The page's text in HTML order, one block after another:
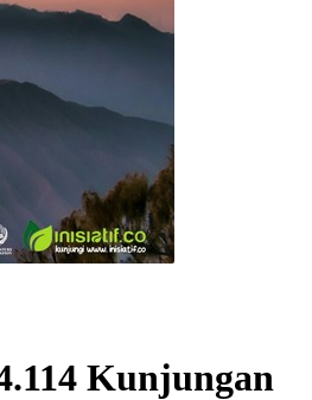
Kunjungan